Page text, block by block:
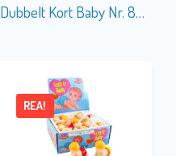
Dubbelt Kort Baby Nr. 861C
REA!